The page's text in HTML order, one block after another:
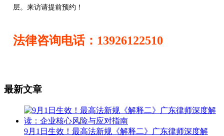
层。来访请提前预约！
法律咨询电话：13926122510
最新文章
9月1日生效！最高法新规《解释二》广东律师深度解